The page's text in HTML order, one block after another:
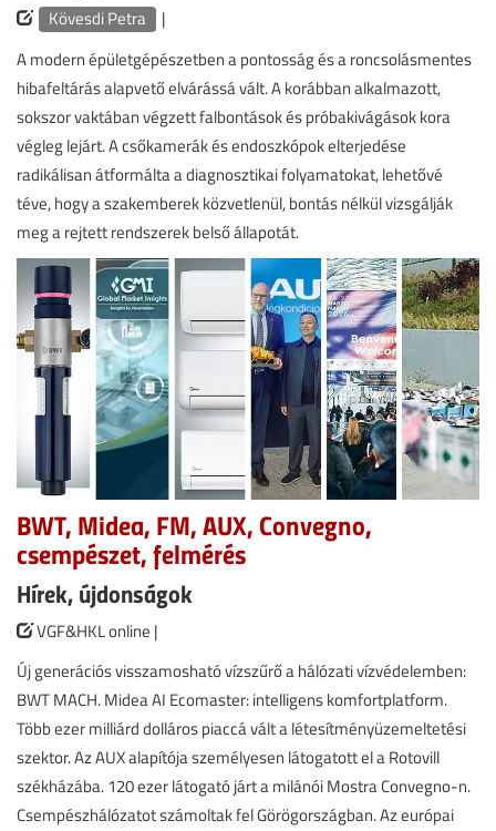
Kövesdi Petra
|
A modern épületgépészetben a pontosság és a roncsolásmentes
hibafeltárás alapvető elvárássá vált. A korábban alkalmazott,
sokszor vaktában végzett falbontások és próbakivágások kora
végleg lejárt. A csőkamerák és endoszkópok elterjedése
radikálisan átformálta a diagnosztikai folyamatokat, lehetővé
téve, hogy a szakemberek közvetlenül, bontás nélkül vizsgálják
meg a rejtett rendszerek belső állapotát.
BWT, Midea, FM, AUX, Convegno,
csempészet, felmérés
Hírek, újdonságok
VGF&HKL online |
Új generációs visszamosható vízszűrő a hálózati vízvédelemben:
BWT MACH. Midea AI Ecomaster: intelligens komfortplatform.
Több ezer milliárd dolláros piaccá vált a létesítményüzemeltetési
szektor. Az AUX alapítója személyesen látogatott el a Rotovill
székházába. 120 ezer látogató járt a milánói Mostra Convegno-n.
Csempészhálózatot számoltak fel Görögországban. Az európai